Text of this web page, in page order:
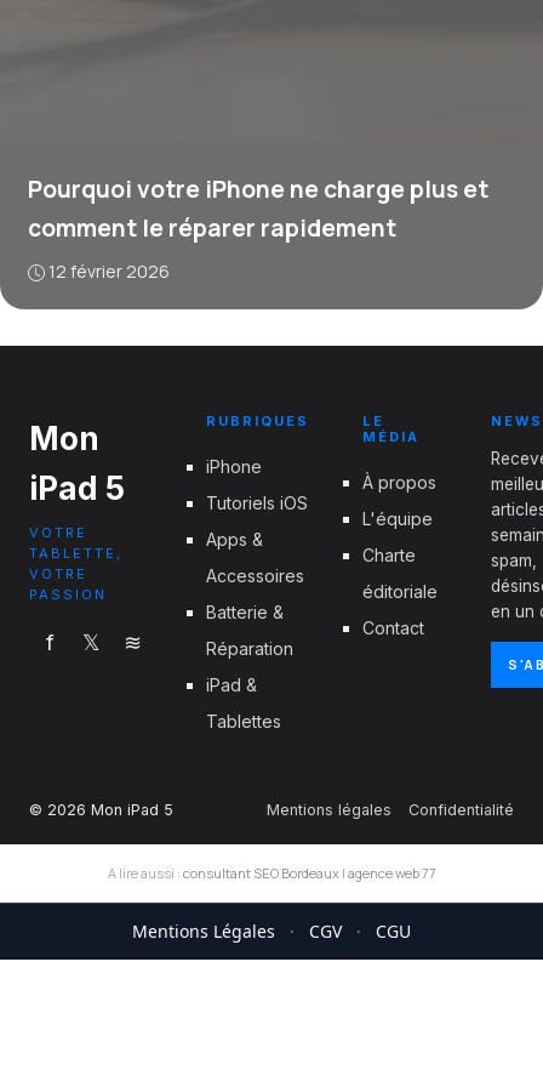
Pourquoi votre iPhone ne charge plus et
comment le réparer rapidement
12 février 2026
Mon
iPad 5
VOTRE
TABLETTE,
VOTRE
PASSION
f 𝕏 ≋
RUBRIQUES
iPhone
Tutoriels iOS
Apps &
Accessoires
Batterie &
Réparation
iPad &
Tablettes
LE
MÉDIA
À propos
L'équipe
Charte
éditoriale
Contact
spam,
en un
© 2026 Mon iPad 5 Mentions légales Confidentialité
A lire aussi : consultant SEO Bordeaux| agence web 77
Mentions Légales · CGV · CGU